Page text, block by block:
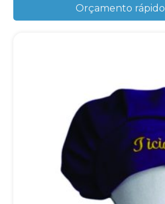
Orçamento rápido